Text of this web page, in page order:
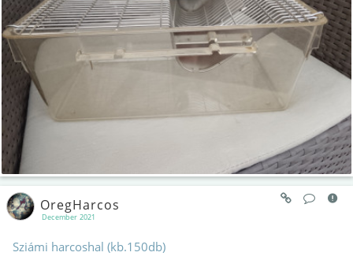
December 2021
OregHarcos
Sziámi harcoshal (kb.150db)